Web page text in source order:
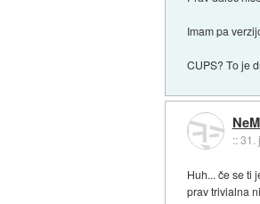
Imam pa
CUPS? To je
::31.
Huh... če se ti
prav trivialna